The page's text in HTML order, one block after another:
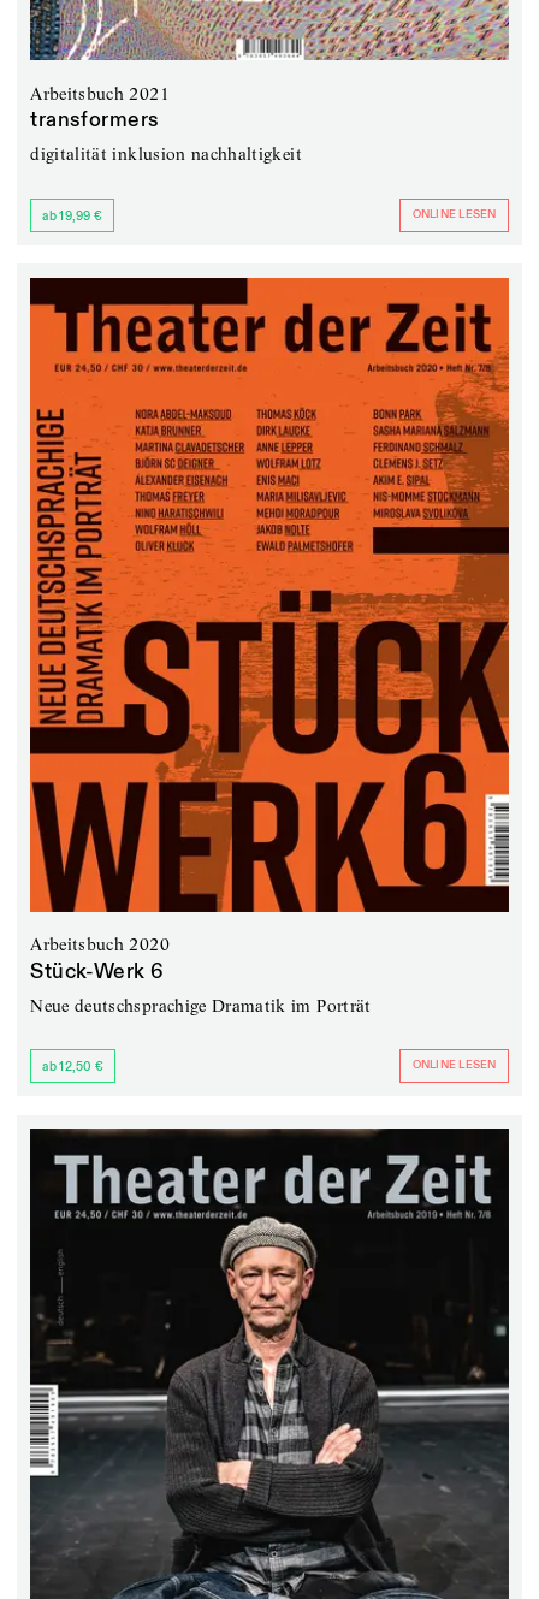
Arbeitsbuch 2021
transformers
digitalität inklusion nachhaltigkeit
ab 19,99 € ONLINE LESEN
Arbeitsbuch 2020
Stück-Werk 6
Neue deutschsprachige Dramatik im Porträt
ab 12,50 € ONLINE LESEN